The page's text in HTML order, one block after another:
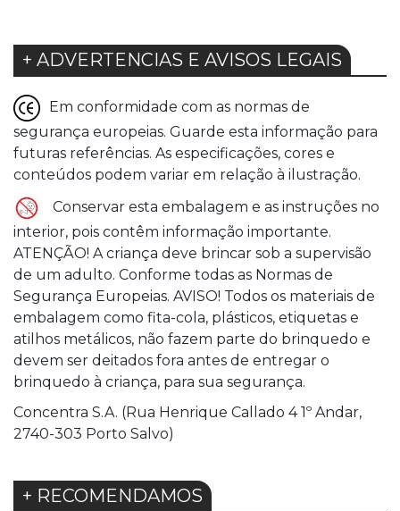
+ ADVERTENCIAS E AVISOS LEGAIS
Em conformidade com as normas de
segurança europeias. Guarde esta informação para
futuras referências. As especificações, cores e
conteúdos podem variar em relação à ilustração.
Conservar esta embalagem e as instruções no
interior, pois contêm informação importante.
ATENÇÃO! A criança deve brincar sob a supervisão
de um adulto. Conforme todas as Normas de
Segurança Europeias. AVISO! Todos os materiais de
embalagem como fita-cola, plásticos, etiquetas e
atilhos metálicos, não fazem parte do brinquedo e
devem ser deitados fora antes de entregar o
brinquedo à criança, para sua segurança.
Concentra S.A. (Rua Henrique Callado 4 1º Andar,
2740-303 Porto Salvo)
+ RECOMENDAMOS